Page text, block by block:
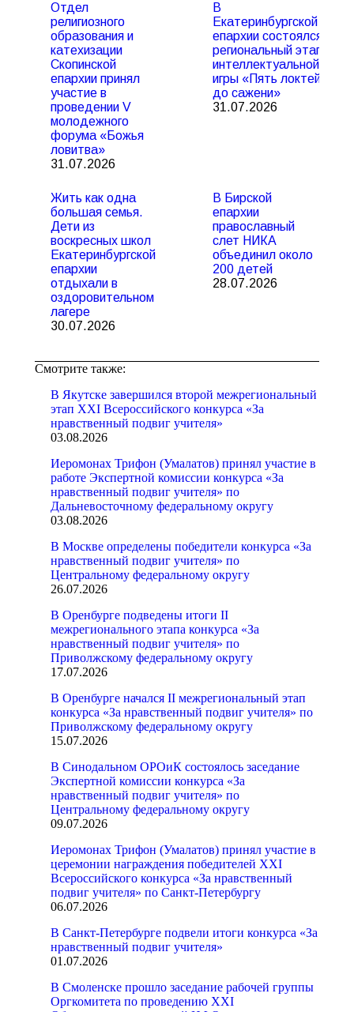
Отдел
религиозного
образования и
катехизации
Скопинской
епархии принял
участие в
проведении V
молодежного
форума «Божья
ловитва»
31.07.2026
В
Екатеринбургской
епархии состоялся
региональный этап
интеллектуальной
игры «Пять локтей
до сажени»
31.07.2026
Жить как одна
большая семья.
Дети из
воскресных школ
Екатеринбургской
епархии
отдыхали в
оздоровительном
лагере
30.07.2026
В Бирской
епархии
православный
слет НИКА
объединил около
200 детей
28.07.2026
Смотрите также:
В Якутске завершился второй межрегиональный
этап XXI Всероссийского конкурса «За
нравственный подвиг учителя»
03.08.2026
Иеромонах Трифон (Умалатов) принял участие в
работе Экспертной комиссии конкурса «За
нравственный подвиг учителя» по
Дальневосточному федеральному округу
03.08.2026
В Москве определены победители конкурса «За
нравственный подвиг учителя» по
Центральному федеральному округу
26.07.2026
В Оренбурге подведены итоги II
межрегионального этапа конкурса «За
нравственный подвиг учителя» по
Приволжскому федеральному округу
17.07.2026
В Оренбурге начался II межрегиональный этап
конкурса «За нравственный подвиг учителя» по
Приволжскому федеральному округу
15.07.2026
В Синодальном ОРОиК состоялось заседание
Экспертной комиссии конкурса «За
нравственный подвиг учителя» по
Центральному федеральному округу
09.07.2026
Иеромонах Трифон (Умалатов) принял участие в
церемонии награждения победителей XXI
Всероссийского конкурса «За нравственный
подвиг учителя» по Санкт-Петербургу
06.07.2026
В Санкт-Петербурге подвели итоги конкурса «За
нравственный подвиг учителя»
01.07.2026
В Смоленске прошло заседание рабочей группы
Оргкомитета по проведению XXI